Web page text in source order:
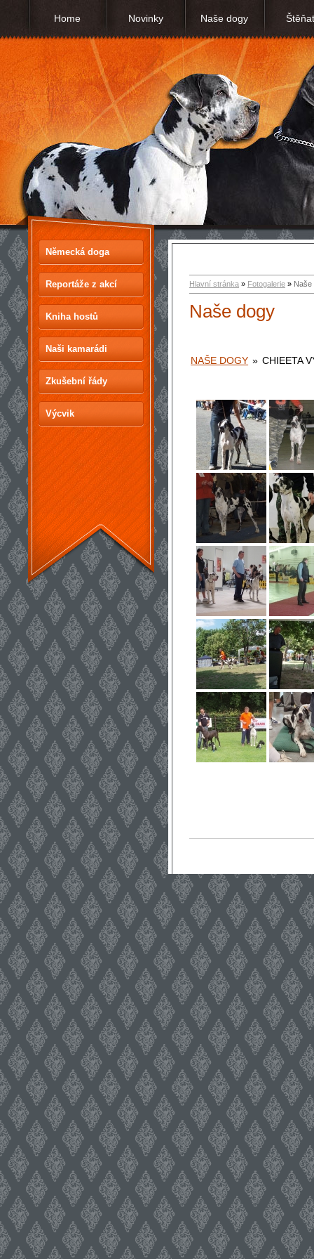
Home Novinky Naše dogy
Německá doga
Reportáže z akcí
Kniha hostů
Naši kamarádi
Zkušební řády
Výcvik
Hlavní stránka » Fotogalerie » Naše
Naše dogy
NAŠE DOGY » CHIEETA